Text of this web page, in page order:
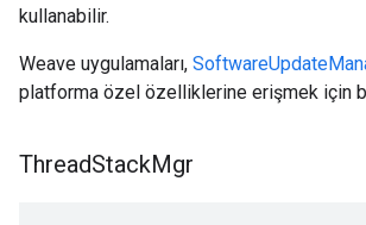
kullanabilir.
Weave uygulamaları,
platforma özel özelliklerine erişmek için
ThreadStackMgr